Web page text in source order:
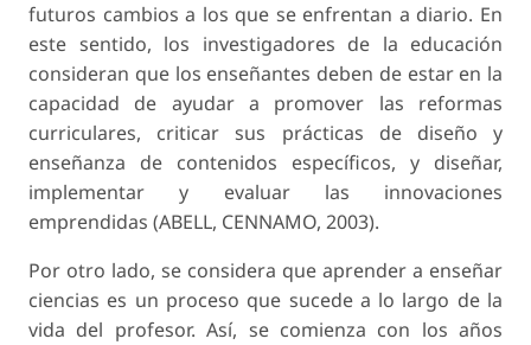
futuros cambios a los que se enfrentan a diario. En
este sentido, los investigadores de la educación
consideran que los enseñantes deben de estar en la
capacidad de ayudar a promover las reformas
curriculares, criticar sus prácticas de diseño y
enseñanza de contenidos específicos, y diseñar,
implementar y evaluar las innovaciones
emprendidas (ABELL, CENNAMO, 2003).
Por otro lado, se considera que aprender a enseñar
ciencias es un proceso que sucede a lo largo de la
vida del profesor. Así, se comienza con los años